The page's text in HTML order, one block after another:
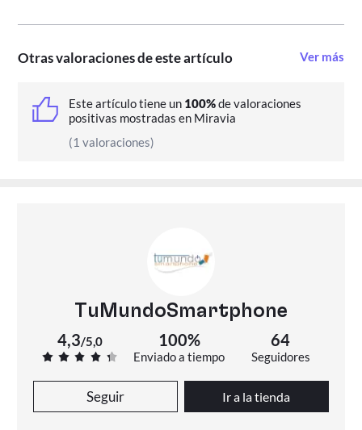
Otras valoraciones de este artículo Ver más
Este artículo tiene un 100%de valoraciones
positivas mostradas en Miravia
(1 valoraciones)
TuMundoSmartphone
4,3/5,0 100%
Enviado a tiempo
64
Seguidores
Seguir Ir a la tienda